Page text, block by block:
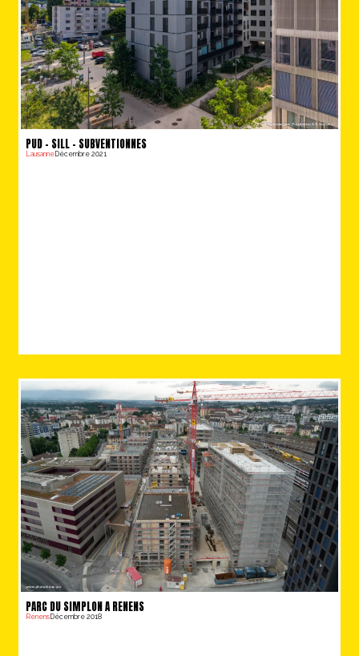
PUD – SILL – SUBVENTIONNES
LausanneDécembre 2021
PARC DU SIMPLON A RENENS
RenensDécembre 2018